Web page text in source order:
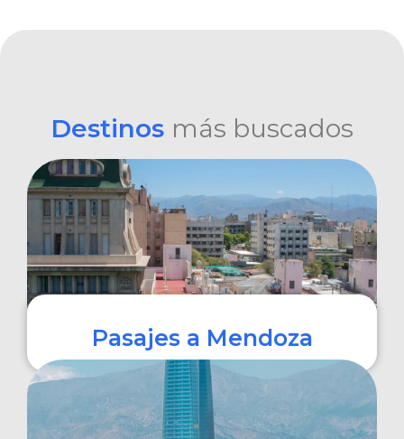
Destinos más buscados
Pasajes a Mendoza
COMPRAR